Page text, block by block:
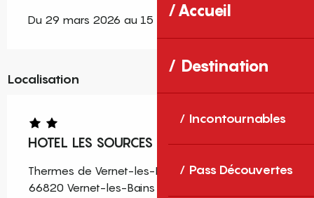
Accueil
Destination
Incontournables
Pass Découvertes
Du 29 mars 2026 au 15 novembre 2026
Localisation
HOTEL LES SOURCES
Thermes de Vernet-les-Bains Allée du Parc,
66820 Vernet-les-Bains